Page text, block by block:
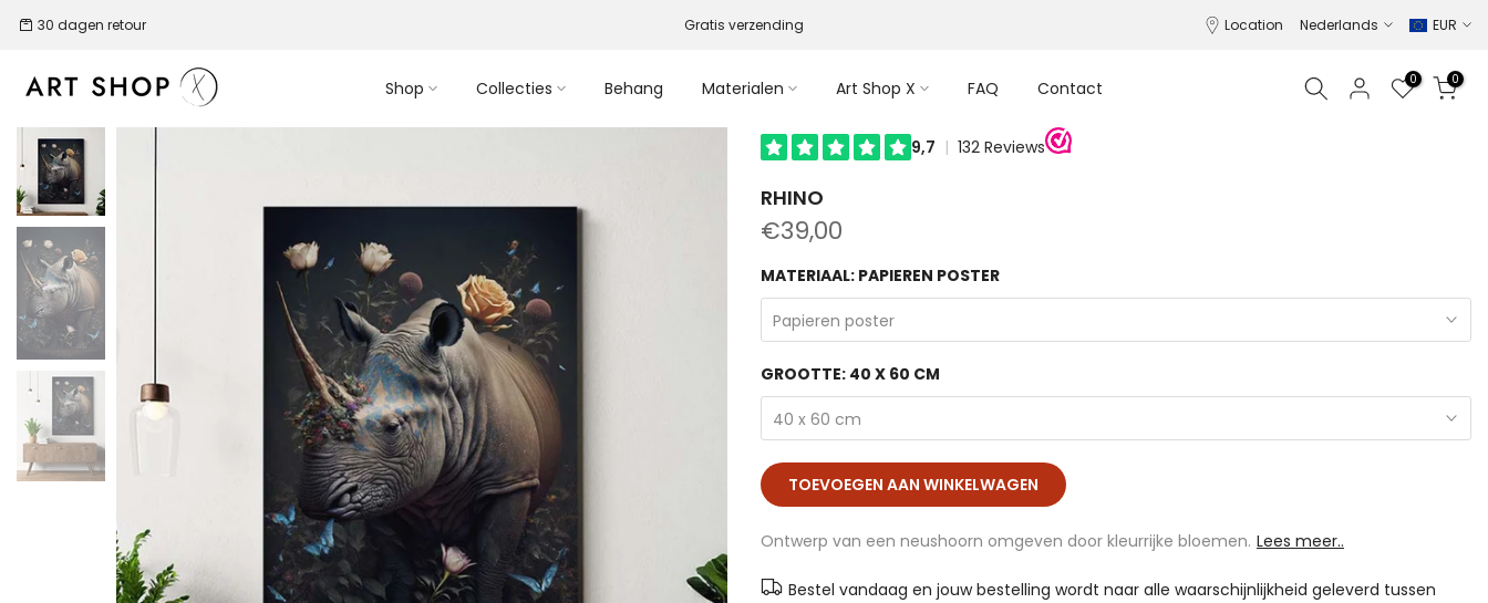
Ga
de
inhoud
30 dagen retour Gratis verzending Location Nederlands EUR
Shop Collecties Behang Materialen Art Shop X FAQ Contact 0 0
RHINO
€39,00
MATERIAAL: PAPIEREN POSTER
Papieren poster
GROOTTE: 40 X 60 CM
40 x 60 cm
TOEVOEGEN AAN WINKELWAGEN
Ontwerp van een neushoorn omgeven door kleurrijke bloemen. Lees meer..
Bestel vandaag en jouw bestelling wordt naar alle waarschijnlijkheid geleverd tussen